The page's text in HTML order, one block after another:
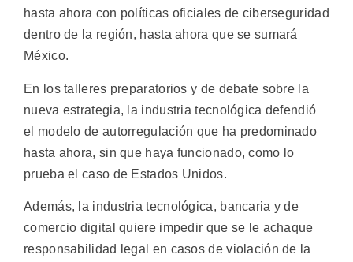
hasta ahora con políticas oficiales de ciberseguridad
dentro de la región, hasta ahora que se sumará
México.
En los talleres preparatorios y de debate sobre la
nueva estrategia, la industria tecnológica defendió
el modelo de autorregulación que ha predominado
hasta ahora, sin que haya funcionado, como lo
prueba el caso de Estados Unidos.
Además, la industria tecnológica, bancaria y de
comercio digital quiere impedir que se le achaque
responsabilidad legal en casos de violación de la